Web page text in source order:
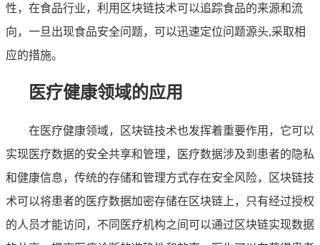
性，在食品行业，利用区块链技术可以追踪食品的来源和流
向，一旦出现食品安全问题，可以迅速定位问题源头,采取相
应的措施。
医疗健康领域的应用
在医疗健康领域，区块链技术也发挥着重要作用，它可以
实现医疗数据的安全共享和管理，医疗数据涉及到患者的隐私
和健康信息，传统的存储和管理方式存在安全风险，区块链技
术可以将患者的医疗数据加密存储在区块链上，只有经过授权
的人员才能访问，不同医疗机构之间可以通过区块链实现数据